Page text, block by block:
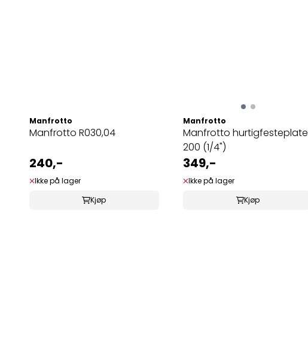
Manfrotto
Manfrotto R030,04
240,-
Ikke på lager
Kjøp
Manfrotto
Manfrotto hurtigfesteplate
200 (1/4")
349,-
Ikke på lager
Kjøp